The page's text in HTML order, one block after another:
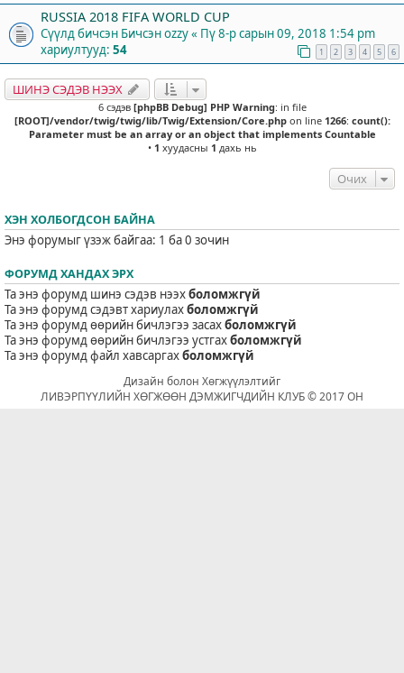
RUSSIA 2018 FIFA WORLD CUP
Сүүлд бичсэн Бичсэнozzy« Пү 8-р сарын 09, 2018 1:54 pm
хариултууд: 54 1 2 3 4 5 6
ШИНЭ СЭДЭВ НЭЭХ
6 сэдэв [phpBB Debug] PHP Warning: in file
[ROOT]/vendor/twig/twig/lib/Twig/Extension/Core.phpon line 1266: count():
Parameter must be an array or an object that implements Countable
• 1 хуудасны 1 дахь нь
Очих
ХЭН ХОЛБОГДСОН БАЙНА
Энэ форумыг үзэж байгаа: 1 ба 0 зочин
ФОРУМД ХАНДАХ ЭРХ
Та энэ форумд шинэ сэдэв нээхболомжгүй
Та энэ форумд сэдэвт хариулахболомжгүй
Та энэ форумд өөрийн бичлэгээ засахболомжгүй
Та энэ форумд өөрийн бичлэгээ устгахболомжгүй
Та энэ форумд файл хавсаргахболомжгүй
Дизайн болон Хөгжүүлэлтийг
ЛИВЭРПҮҮЛИЙН ХӨГЖӨӨН ДЭМЖИГЧДИЙН КЛУБ © 2017 ОН